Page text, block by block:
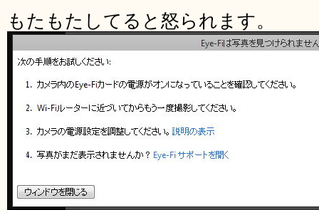
もたもたしてると怒られます。